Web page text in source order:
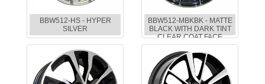
BBW512-HS - HYPER
SILVER
BBW512-MBKBK - MATTE
BLACK WITH DARK TINT
CLEAR COAT FACE